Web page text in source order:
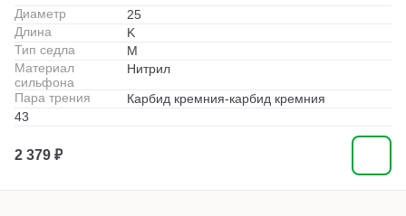
Диаметр
25
Длина
K
Тип седла
M
Материал
сильфона
Нитрил
Пара трения
Карбид кремния-карбид кремния
43
2 379 ₽